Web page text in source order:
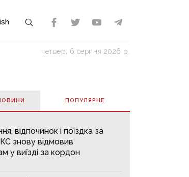
четвер, 6 серпня 2026 р.
ПОПУЛЯРНE
відпочинок і поїздка за
знову відмовив
у виїзді за кордон